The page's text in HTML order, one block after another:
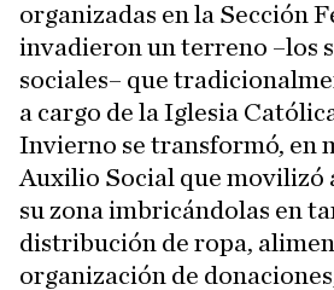
organizadas en la Sección
invadieron un terreno –los
sociales– que
a cargo de la Iglesia
Invierno se transformó, en
Auxilio Social que movilizó
su zona imbricándolas en
distribución de ropa,
organización de